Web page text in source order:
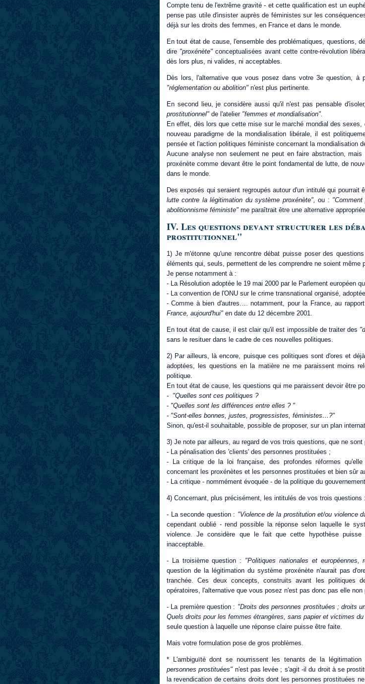
Compte tenu de l'extrême gravité - et cette qualification est un
pense pas utile d'insister auprès de féministes sur les
déjà sur les droits des femmes, en France et dans le monde.
En tout état de cause, l'ensemble des problématiques, questions,
dire "proxénète" conceptualisées avant cette contre-révolution
dès lors plus, ni valides, ni acceptables.
Dès lors, l'alternative que vous posez dans votre 3e question, à
"réglementation ou abolition" n'est plus pertinente.
En second lieu, je considère aussi qu'il n'est pas pensable
prostitutionnel" de l'atelier "femmes et mondialisation".
En effet, dès lors que cette mise sur le marché mondial des
nouveau paradigme de la mondialisation libérale, il est
pensée et l'action politiques féministe concernant la mondialisation
Aucune analyse non seulement ne peut en faire abstraction,
proxénète comme devant être le point fondamental de lutte, de
dans le monde.
Des exposés qui seraient regroupés autour d'un intitulé qui pourrait
lutte contre la légitimation du système proxénète", ou :
abolitionnisme féministe" me paraîtrait être une alternative
IV. Les questions devant structurer les
prostitutionnel"
1) Je m'étonne qu'une rencontre débat puisse poser des
éléments qui, seuls, permettent de les comprendre ne soient même
Je pense notamment à :
- La Résolution adoptée le 19 mai 2000 par le Parlement européen
- La convention de l'ONU sur le crime transnational organisé,
- Comme à bien d'autres…. notamment, pour la France, au
France, aujourd'hui" en date du 12 décembre 2001.
En tout état de cause, il est clair qu'il est impossible de traiter des
sans le resituer dans le cadre de ces nouvelles politiques.
2) Par ailleurs, là encore, puisque ces politiques sont d'ores et
adoptées, les questions en la matière ne me paraissent moins
politique.
En tout état de cause, les questions qui me paraissent devoir être
- "Quelles sont ces politiques ?
- "Quelles sont les différences entre elles ? "
- "Sont-elles bonnes, justes, progressistes, féministes…?"
Sinon, qu'est-il souhaitable, possible de proposer, sur un plan
3) Je note par ailleurs, au regard de vos trois questions, que ne
- La pénalisation des 'clients' des personnes prostituées ;
- La critique de la loi française, des profondes réformes
concernant les proxénètes et les personnes prostituées et bien sûr
- La critique - nommément évoquée - de la politique du
4) Concernant, plus précisément, les intitulés de vos trois questions :
- La seconde question : "Violence de la prostitution et/ou violence
cependant oublié - rend possible la réponse selon laquelle le
violence. Je considère que le fait que cette hypothèse
inacceptable.
- La troisième question : "Politiques nationales et européennes,
question de la légitimation du système proxénète n'aurait pas
tranchée. Ces deux concepts, construits avant les politiques
opératoires, l'alternative que vous posez n'est pas donc pas elle non
- La première question : "Droits des personnes prostituées ; droits
Quels droits pour les femmes étrangères, sans papier et victimes
seule question à laquelle une réponse claire puisse être faite.
Mais votre formulation pose de gros problèmes.
* L'ambiguïté dont se nourrissent les tenants de la légitimation
personnes prostituées" n'est pas levée ; s'agit -il du droit à se
la revendication de certains droits dont les personnes prostituées